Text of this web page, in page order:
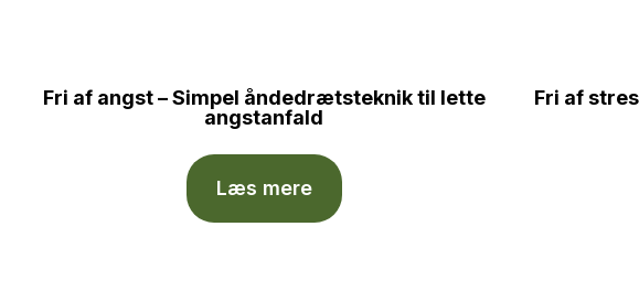
Fri af angst – Simpel åndedrætsteknik til lette
angstanfald
Læs mere
Fri af